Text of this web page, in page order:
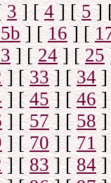
3] [4] [5]
] [16] [
] [24] [25
] [33] [34]
] [45] [46]
] [57] [58]
] [70] [71]
] [83] [84]